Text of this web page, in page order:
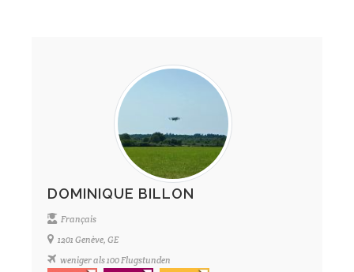
DOMINIQUE BILLON
Français
1201 Genève, GE
weniger als 100 Flugstunden